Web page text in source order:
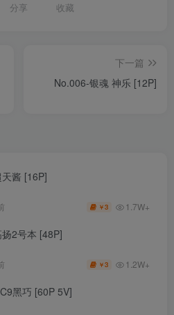
分享 收藏
下一篇
No.006-银魂 神乐 [12P]
酱 [16P]
￥3 1.7W+
2号本 [48P]
￥3 1.2W+
黑巧 [60P 5V]